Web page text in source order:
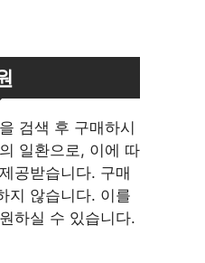
검색 후 구매하시
일환으로, 이에 따
공받습니다. 구매
지 않습니다. 이를
하실 수 있습니다.